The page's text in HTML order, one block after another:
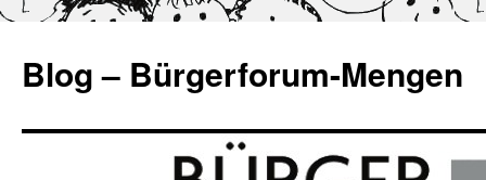
Blog – Bürgerforum-Mengen